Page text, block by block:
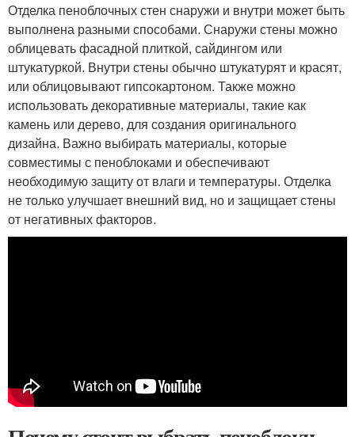
Отделка пеноблочных стен снаружи и внутри может быть
выполнена разными способами. Снаружи стены можно
облицевать фасадной плиткой, сайдингом или
штукатуркой. Внутри стены обычно штукатурят и красят,
или облицовывают гипсокартоном. Также можно
использовать декоративные материалы, такие как
камень или дерево, для создания оригинального
дизайна. Важно выбирать материалы, которые
совместимы с пеноблоками и обеспечивают
необходимую защиту от влаги и температуры. Отделка
не только улучшает внешний вид, но и защищает стены
от негативных факторов.